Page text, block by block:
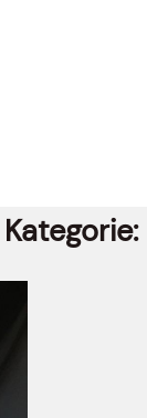
Kategorie: